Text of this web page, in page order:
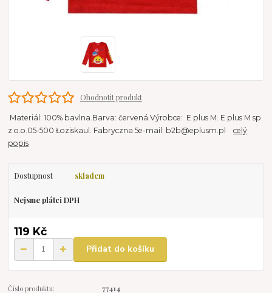
Ohodnotit produkt
Materiál: 100% bavlna.Barva: červená.Výrobce: E plus M. E plus M sp.
z o.o.05-500 Łoziskaul. Fabryczna 5e-mail: b2b@eplusm.plcelý
popis
Dostupnost skladem
Nejsme plátci DPH
119 Kč
Přidat do košíku
Číslo produktu:
77414